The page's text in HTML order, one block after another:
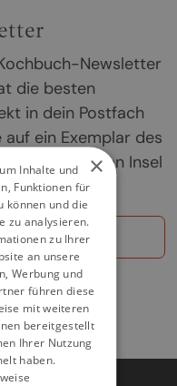
Newsletter
die besten
in dein Postfach
ein Exemplar des
„Von Insel
×
Inhalte und
Funktionen für
können und die
zu analysieren.
zu Ihrer
an unsere
Werbung und
führen diese
mit weiteren
bereitgestellt
Ihrer Nutzung
haben.